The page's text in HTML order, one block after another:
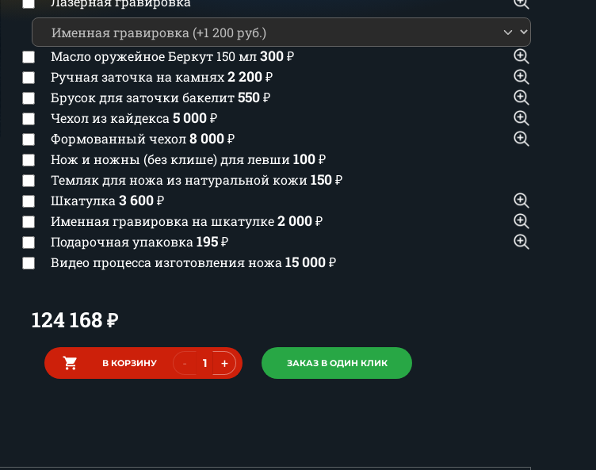
Масло оружейное Беркут 150 мл300₽
Ручная заточка на камнях2 200₽
Брусок для заточки бакелит550₽
Чехол из кайдекса 5 000₽
Формованный чехол8 000₽
Нож и ножны (без клише) для левши 100₽
Темляк для ножа из натуральной кожи 150₽
Шкатулка 3 600₽
Именная гравировка на шкатулке2 000₽
Подарочная упаковка 195₽
Видео процесса изготовления ножа 15 000₽
124 168₽
В КОРЗИНУ - + ЗАКАЗ В ОДИН КЛИК